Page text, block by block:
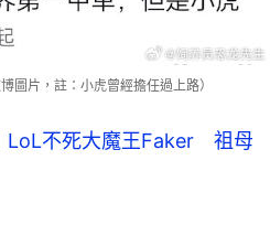
圖片，註：小虎曾經擔任過上路）
LoL不死大魔王Faker 祖母